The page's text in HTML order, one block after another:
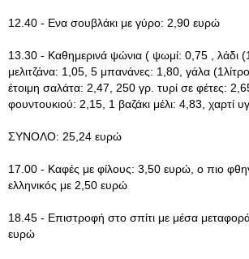
12.40 - Ενα σουβλάκι με γύρο: 2,90 ευρώ
13.30 - Καθημερινά ψώνια ( ψωμί: 0,75 , λάδι
μελιτζάνα: 1,05, 5 μπανάνες: 1,80, γάλα
έτοιμη σαλάτα: 2,47, 250 γρ. τυρί σε φέτες:
φουντουκιού: 2,15, 1 βαζάκι μέλι: 4,83, χαρτί
ΣΥΝΟΛΟ: 25,24 ευρώ
17.00 - Καφές με φίλους: 3,50 ευρώ, ο πιο
ελληνικός με 2,50 ευρώ
18.45 - Επιστροφή στο σπίτι με μέσα
ευρώ